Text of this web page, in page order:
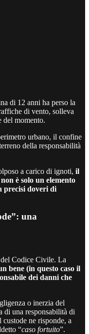
di 12 anni ha perso la
di vento, solleva
del momento.
urbano, il confine
della responsabilità
a carico di ignoti, il
è solo un elemento
precisi doveri di
una
Codice Civile. La
bene (in questo caso il
dei danni che
o inerzia del
di una responsabilità di
ne risponde, a
“caso fortuito”.